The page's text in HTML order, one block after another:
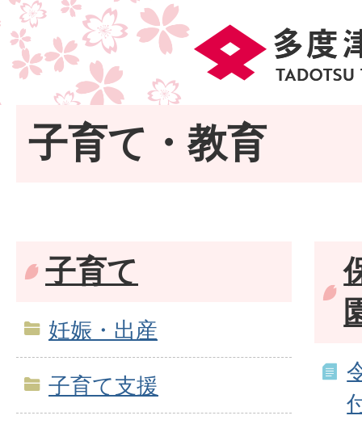
子育て・教育
子育て
妊娠・出産
子育て支援